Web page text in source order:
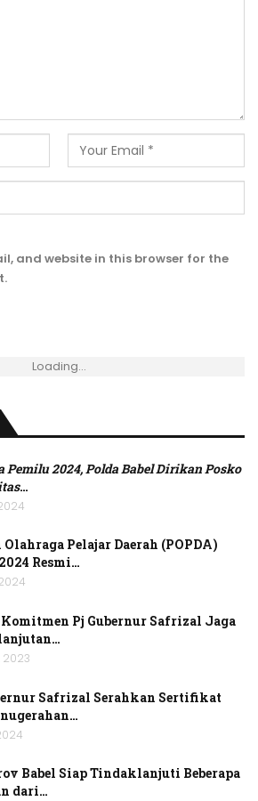
and website in this browser for the
Loading...
Pemilu 2024, Polda Babel Dirikan Posko
…
Olahraga Pelajar Daerah (POPDA)
Resmi…
Pj Gubernur Safrizal Jaga
2023
Safrizal Serahkan Sertifikat
Babel Siap Tindaklanjuti Beberapa
dari…